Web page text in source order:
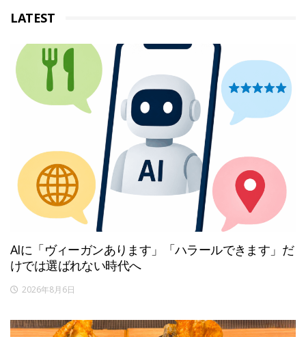
LATEST
AIに「ヴィーガンあります」「ハラールできます」だ
けでは選ばれない時代へ
2026年8月6日